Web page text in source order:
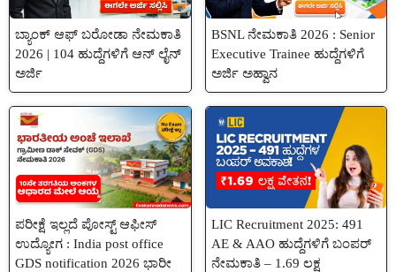
ಬ್ಯಾಂಕ್ ಆಫ್ ಬರೋಡಾ ನೇಮಕಾತಿ
2026 | 104 ಹುದ್ದೆಗಳಿಗೆ ಆನ್ ಲೈನ್
ಅರ್ಜಿ
BSNL ನೇಮಕಾತಿ 2026 : Senior
Executive Trainee ಹುದ್ದೆಗಳಿಗೆ
ಅರ್ಜಿ ಅಹ್ವಾನ
ಪರೀಕ್ಷೆ ಇಲ್ಲದೆ ಪೋಸ್ಟ್ ಆಫೀಸ್
ಉದ್ಯೋಗ : India post office
GDS notification 2026 ಭಾರೀ
LIC Recruitment 2025: 491
AE & AAO ಹುದ್ದೆಗಳಿಗೆ ಬಂಪರ್
ನೇಮಕಾತಿ – 1.69 ಲಕ್ಷ